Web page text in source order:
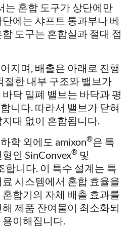
는 혼합 도구가 상단에만
에는 샤프트 통과부나 베
도구는 혼합실과 절대 접
지며, 배출은 아래로 진행
절한 내부 구조와 밸브가
닥 밀폐 밸브는 바닥과 평
니다. 따라서 밸브가 닫혀
대 없이 혼합됩니다.
학 외에도 amixon®은 특
인 SinConvex® 및
합니다. 이 특수 설계는 특
시스템에서 혼합 효율을
합기의 자체 배출 효과를
제품 잔여물이 최소화되
이해집니다.